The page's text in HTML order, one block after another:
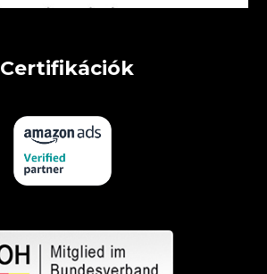
Certifikációk